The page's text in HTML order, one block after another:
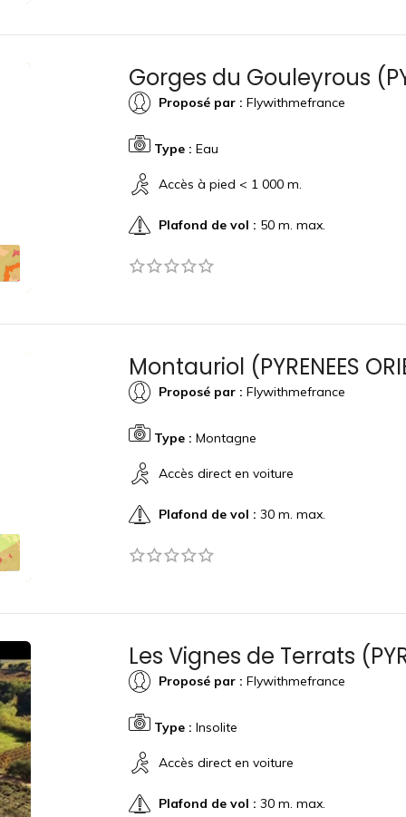
Gorges du Gouleyrous
Proposé par : Flywithmefrance
Type : Eau
Accès à pied < 1 000 m.
Plafond de vol : 50 m. max.
Montauriol (PYRENEES
Proposé par : Flywithmefrance
Type : Montagne
Accès direct en voiture
Plafond de vol : 30 m. max.
Les Vignes de Terrats
Proposé par : Flywithmefrance
Type : Insolite
Accès direct en voiture
Plafond de vol : 30 m. max.